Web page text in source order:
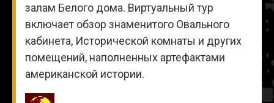
залам Белого дома. Виртуальный тур
включает обзор знаменитого Овального
кабинета, Исторической комнаты и других
помещений, наполненных артефактами
американской истории.